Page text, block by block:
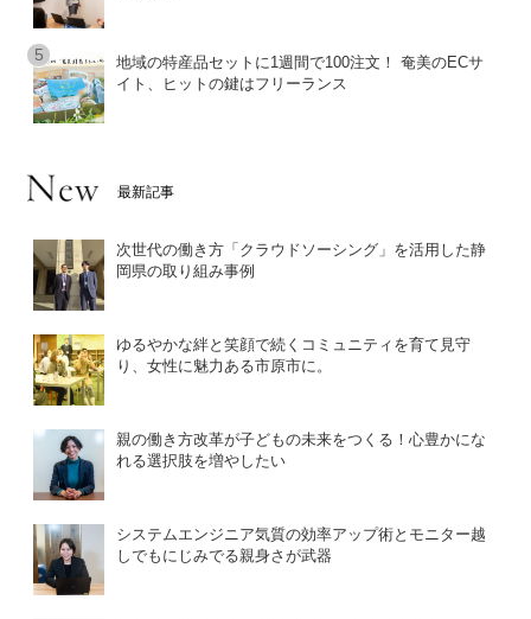
地域の特産品セットに1週間で100注文！ 奄美のECサ
イト、ヒットの鍵はフリーランス
最新記事
次世代の働き方「クラウドソーシング」を活用した静
岡県の取り組み事例
ゆるやかな絆と笑顔で続くコミュニティを育て見守
り、女性に魅力ある市原市に。
親の働き方改革が子どもの未来をつくる！心豊かにな
れる選択肢を増やしたい
システムエンジニア気質の効率アップ術とモニター越
しでもにじみでる親身さが武器